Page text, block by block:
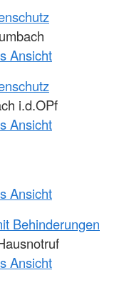
Ansicht
i.d.OPf
Ansicht
Ansicht
Behinderungen
Ansicht